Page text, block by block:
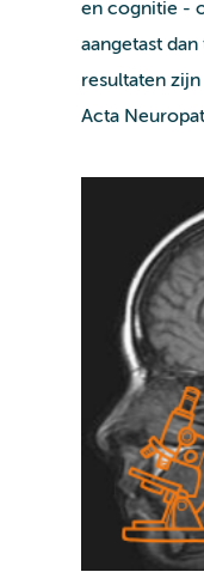
en cognitie -
aangetast
resultaten
Acta